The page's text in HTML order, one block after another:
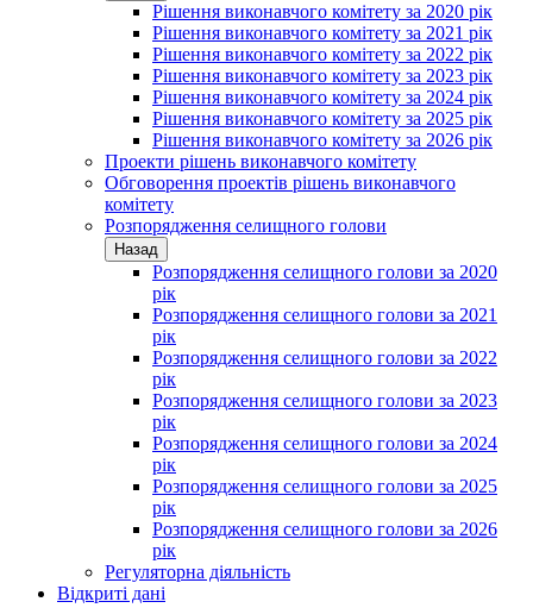
Рішення виконавчого комітету за 2020 рік
Рішення виконавчого комітету за 2021 рік
Рішення виконавчого комітету за 2022 рік
Рішення виконавчого комітету за 2023 рік
Рішення виконавчого комітету за 2024 рік
Рішення виконавчого комітету за 2025 рік
Рішення виконавчого комітету за 2026 рік
Проекти рішень виконавчого комітету
Обговорення проектів рішень виконавчого
комітету
Розпорядження селищного голови
Назад
Розпорядження селищного голови за 2020
рік
Розпорядження селищного голови за 2021
рік
Розпорядження селищного голови за 2022
рік
Розпорядження селищного голови за 2023
рік
Розпорядження селищного голови за 2024
рік
Розпорядження селищного голови за 2025
рік
Розпорядження селищного голови за 2026
рік
Регуляторна діяльність
Відкриті дані